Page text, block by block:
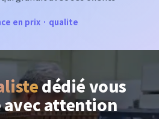
en prix · qualite
dédié vous
attention